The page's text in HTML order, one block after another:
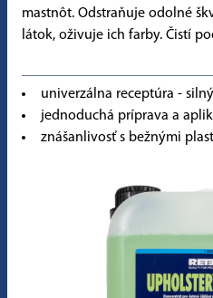
mastnôt. Odstraňuje odolné
látok, oživuje ich farby. Čistí
univerzálna receptúra -
jednoduchá príprava a
znášanlivosť s bežnými